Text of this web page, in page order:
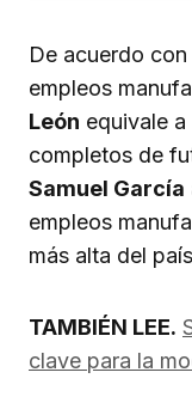
De acuerdo
empleos
León equivale
completos de
Samuel García
empleos
más alta del
TAMBIÉN LEE.
clave para la